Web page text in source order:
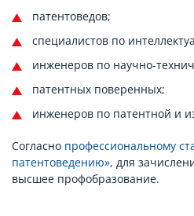
патентоведов;
специалистов по
инженеров по научно-
патентных поверенных;
инженеров по патентной и
Согласно профессиональному
патентоведению», для
высшее профобразование.